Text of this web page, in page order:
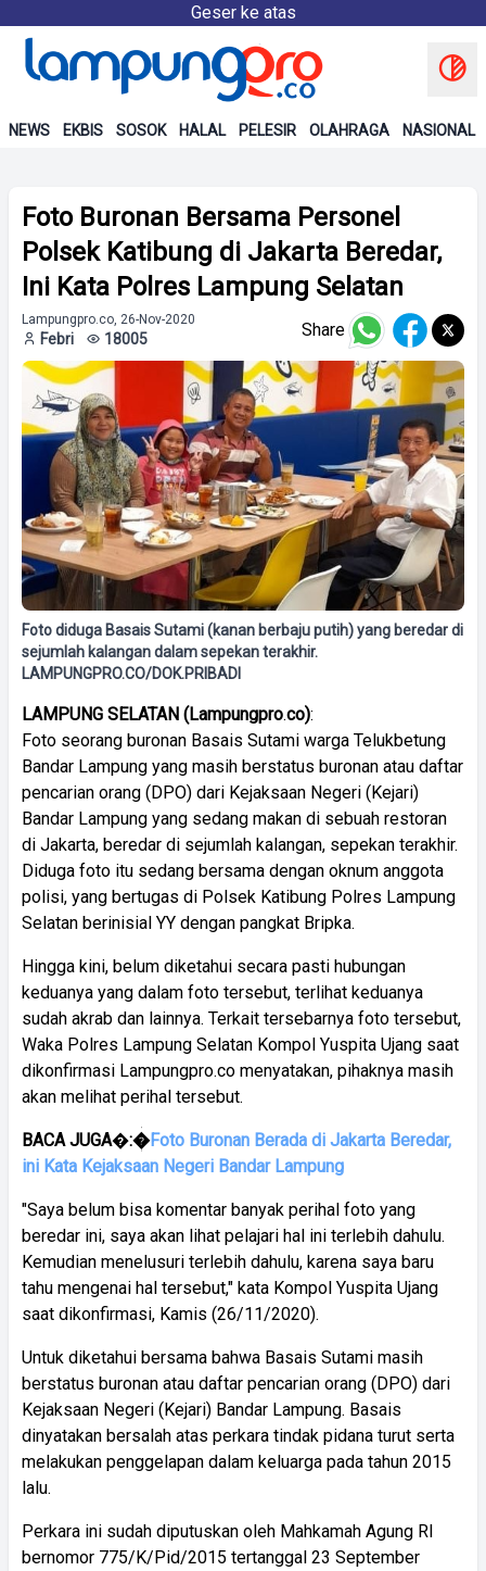
Geser ke atas
NEWS EKBIS SOSOK HALAL PELESIR OLAHRAGA NASIONAL
Foto Buronan Bersama Personel
Polsek Katibung di Jakarta Beredar,
Ini Kata Polres Lampung Selatan
Lampungpro.co, 26-Nov-2020
Febri 18005 Share
Foto diduga Basais Sutami (kanan berbaju putih) yang beredar di
sejumlah kalangan dalam sepekan terakhir.
LAMPUNGPRO.CO/DOK.PRIBADI
LAMPUNG SELATAN (Lampungpro.co):
Foto seorang buronan Basais Sutami warga Telukbetung
Bandar Lampung yang masih berstatus buronan atau daftar
pencarian orang (DPO) dari Kejaksaan Negeri (Kejari)
Bandar Lampung yang sedang makan di sebuah restoran
di Jakarta, beredar di sejumlah kalangan, sepekan terakhir.
Diduga foto itu sedang bersama dengan oknum anggota
polisi, yang bertugas di Polsek Katibung Polres Lampung
Selatan berinisial YY dengan pangkat Bripka.
Hingga kini, belum diketahui secara pasti hubungan
keduanya yang dalam foto tersebut, terlihat keduanya
sudah akrab dan lainnya. Terkait tersebarnya foto tersebut,
Waka Polres Lampung Selatan Kompol Yuspita Ujang saat
dikonfirmasi Lampungpro.co menyatakan, pihaknya masih
akan melihat perihal tersebut.
BACA JUGA�:�Foto Buronan Berada di Jakarta Beredar,
ini Kata Kejaksaan Negeri Bandar Lampung
"Saya belum bisa komentar banyak perihal foto yang
beredar ini, saya akan lihat pelajari hal ini terlebih dahulu.
Kemudian menelusuri terlebih dahulu, karena saya baru
tahu mengenai hal tersebut," kata Kompol Yuspita Ujang
saat dikonfirmasi, Kamis (26/11/2020).
Untuk diketahui bersama bahwa Basais Sutami masih
berstatus buronan atau daftar pencarian orang (DPO) dari
Kejaksaan Negeri (Kejari) Bandar Lampung. Basais
dinyatakan bersalah atas perkara tindak pidana turut serta
melakukan penggelapan dalam keluarga pada tahun 2015
lalu.
Perkara ini sudah diputuskan oleh Mahkamah Agung RI
bernomor 775/K/Pid/2015 tertanggal 23 September